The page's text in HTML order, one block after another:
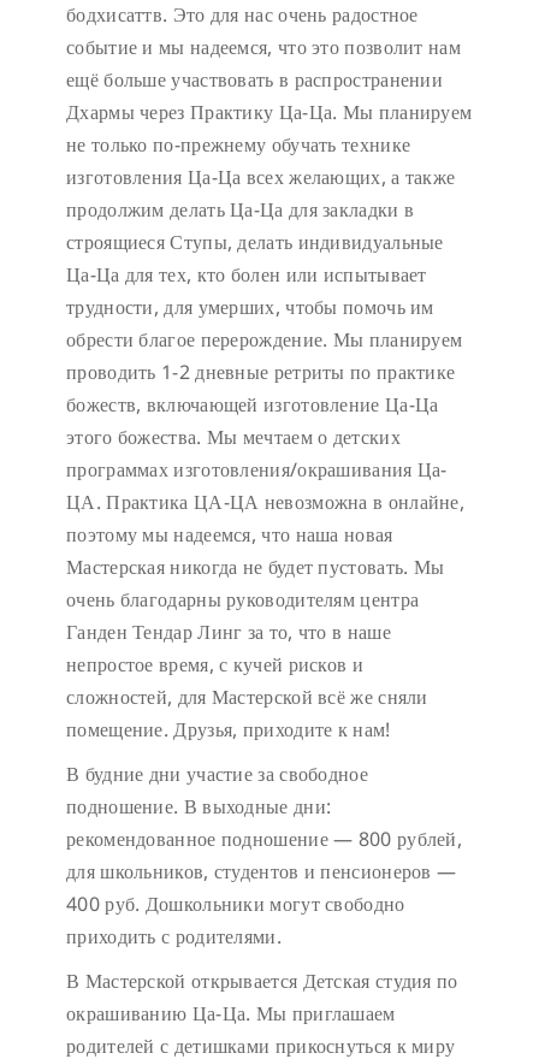
бодхисаттв. Это для нас очень радостное
событие и мы надеемся, что это позволит нам
ещё больше участвовать в распространении
Дхармы через Практику Ца-Ца. Мы планируем
не только по-прежнему обучать технике
изготовления Ца-Ца всех желающих, а также
продолжим делать Ца-Ца для закладки в
строящиеся Ступы, делать индивидуальные
Ца-Ца для тех, кто болен или испытывает
трудности, для умерших, чтобы помочь им
обрести благое перерождение. Мы планируем
проводить 1-2 дневные ретриты по практике
божеств, включающей изготовление Ца-Ца
этого божества. Мы мечтаем о детских
программах изготовления/окрашивания Ца-
ЦА. Практика ЦА-ЦА невозможна в онлайне,
поэтому мы надеемся, что наша новая
Мастерская никогда не будет пустовать. Мы
очень благодарны руководителям центра
Ганден Тендар Линг за то, что в наше
непростое время, с кучей рисков и
сложностей, для Мастерской всё же сняли
помещение. Друзья, приходите к нам!
В будние дни участие за свободное
подношение. В выходные дни:
рекомендованное подношение — 800 рублей,
для школьников, студентов и пенсионеров —
400 руб. Дошкольники могут свободно
приходить с родителями.
В Мастерской открывается Детская студия по
окрашиванию Ца-Ца. Мы приглашаем
родителей с детишками прикоснуться к миру